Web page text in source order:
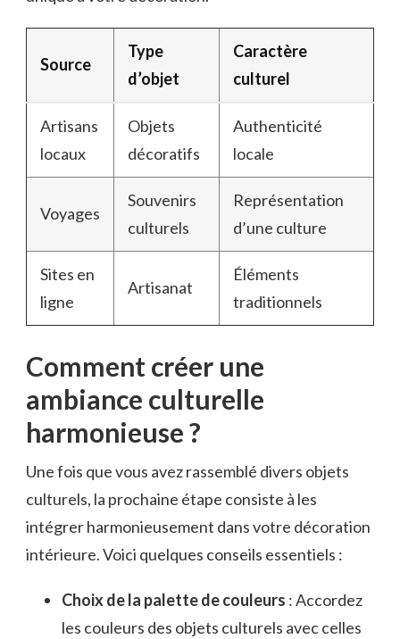
Source
Type
d’objet
Caractère
culturel
Artisans
locaux
Objets
décoratifs
Authenticité
locale
Voyages
Souvenirs
culturels
Représentation
d’une culture
Sites en
ligne
Artisanat
Éléments
traditionnels
Comment créer une
ambiance culturelle
harmonieuse ?
Une fois que vous avez rassemblé divers objets
culturels, la prochaine étape consiste à les
intégrer harmonieusement dans votre décoration
intérieure. Voici quelques conseils essentiels :
Choix de la palette de couleurs : Accordez
les couleurs des objets culturels avec celles